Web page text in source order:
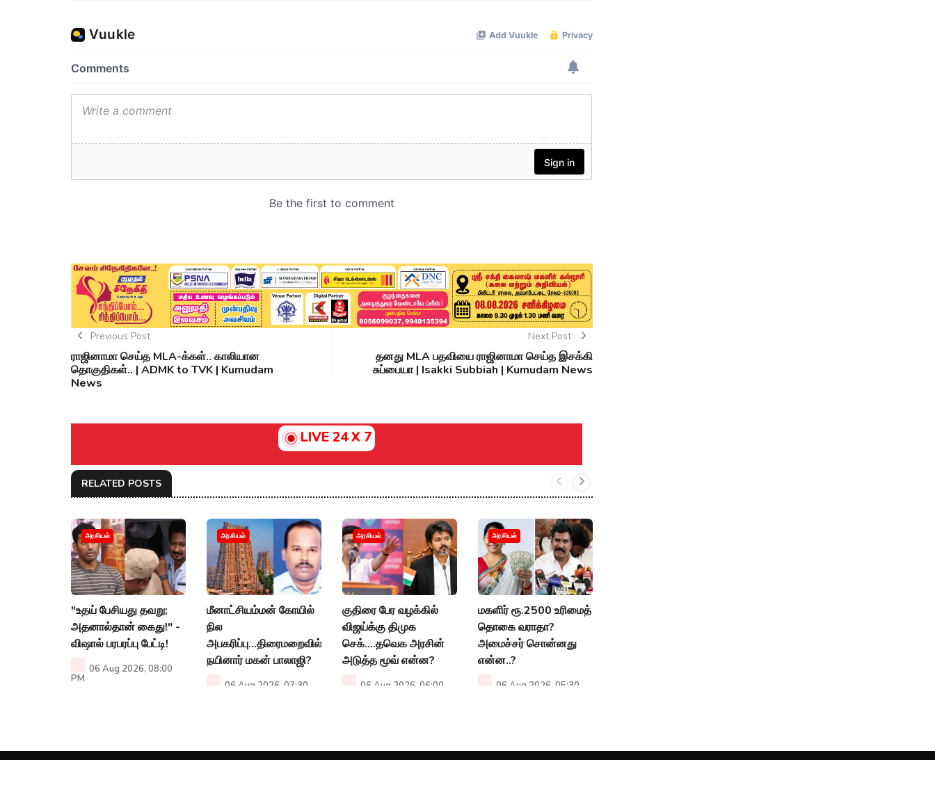
Previous Post
ராஜினாமா செய்த MLA-க்கள்.. காலியான
தொகுதிகள்.. | ADMK to TVK | Kumudam
News
Next Post
தனது MLA பதவியை ராஜினாமா செய்த இசக்கி
சுப்பையா | Isakki Subbiah | Kumudam News
LIVE 24 X 7
RELATED POSTS
அரசியல்
"உதய் பேசியது தவறு;
அதனால்தான் கைது!" -
விஷால் பரபரப்பு பேட்டி!
06 Aug 2026, 08:00
PM
அரசியல்
மீனாட்சியம்மன் கோயில்
நில
அபகரிப்பு...திரைமறைவில்
நயினார் மகன் பாலாஜி?
06 Aug 2026, 07:30
அரசியல்
குதிரை பேர வழக்கில்
விஜய்க்கு திமுக
செக்....தவெக அரசின்
அடுத்த மூவ் என்ன?
06 Aug 2026, 06:00
அரசியல்
மகளிர் ரூ.2500 உரிமைத்
தொகை வராதா?
அமைச்சர் சொன்னது
என்ன..?
06 Aug 2026, 05:30